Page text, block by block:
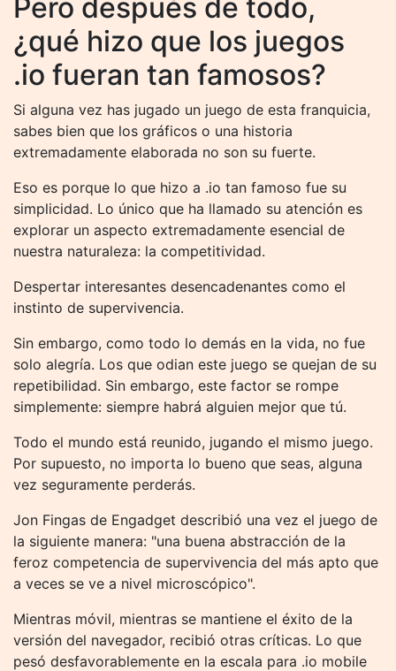
Pero después de todo,
¿qué hizo que los juegos
.io fueran tan famosos?
Si alguna vez has jugado un juego de esta franquicia,
sabes bien que los gráficos o una historia
extremadamente elaborada no son su fuerte.
Eso es porque lo que hizo a .io tan famoso fue su
simplicidad. Lo único que ha llamado su atención es
explorar un aspecto extremadamente esencial de
nuestra naturaleza: la competitividad.
Despertar interesantes desencadenantes como el
instinto de supervivencia.
Sin embargo, como todo lo demás en la vida, no fue
solo alegría. Los que odian este juego se quejan de su
repetibilidad. Sin embargo, este factor se rompe
simplemente: siempre habrá alguien mejor que tú.
Todo el mundo está reunido, jugando el mismo juego.
Por supuesto, no importa lo bueno que seas, alguna
vez seguramente perderás.
Jon Fingas de Engadget describió una vez el juego de
la siguiente manera: "una buena abstracción de la
feroz competencia de supervivencia del más apto que
a veces se ve a nivel microscópico".
Mientras móvil, mientras se mantiene el éxito de la
versión del navegador, recibió otras críticas. Lo que
pesó desfavorablemente en la escala para .io mobile